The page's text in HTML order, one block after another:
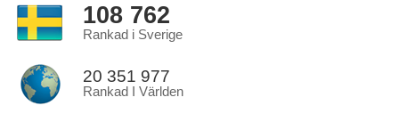
108 762
Rankad i Sverige
20 351 977
Rankad I Världen